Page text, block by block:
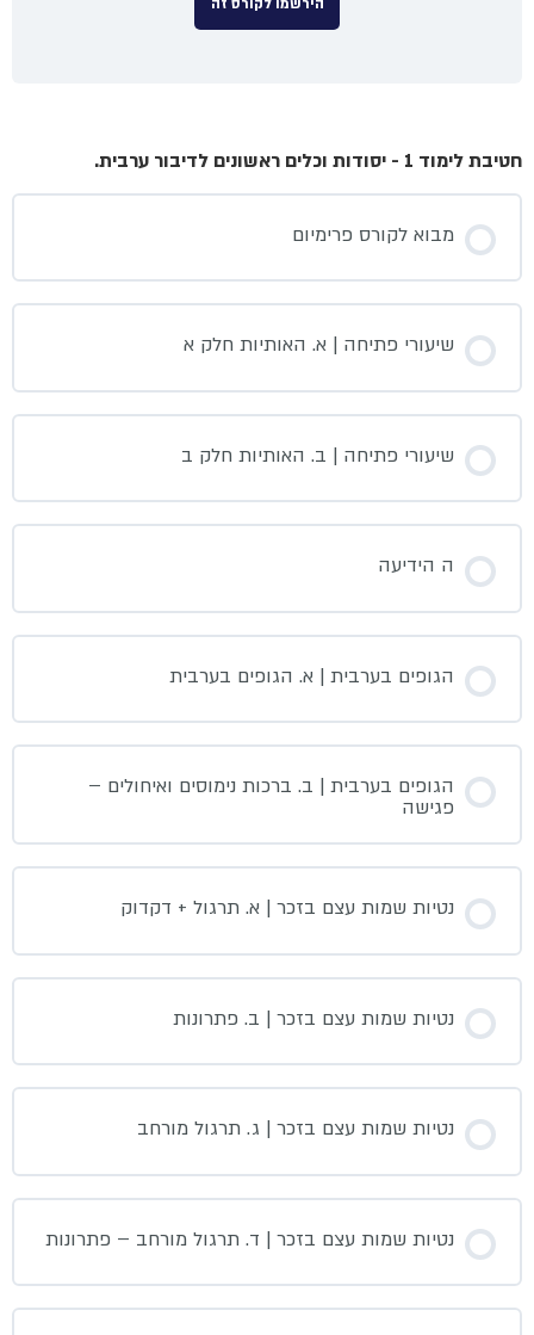
חטיבת לימוד 1 - יסודות וכלים ראשונים לדיבור ערבית.
מבוא לקורס פרימיום
שיעורי פתיחה | א. האותיות חלק א
שיעורי פתיחה | ב. האותיות חלק ב
ה הידיעה
הגופים בערבית | א. הגופים בערבית
הגופים בערבית | ב. ברכות נימוסים ואיחולים –
פגישה
נטיות שמות עצם בזכר | א. תרגול + דקדוק
נטיות שמות עצם בזכר | ב. פתרונות
נטיות שמות עצם בזכר | ג. תרגול מורחב
נטיות שמות עצם בזכר | ד. תרגול מורחב – פתרונות